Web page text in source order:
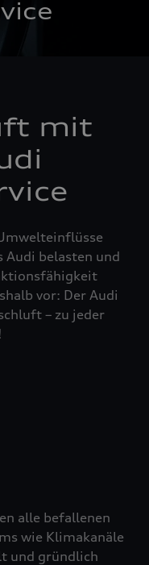
mit
Audi belasten und
vor: Der Audi
– zu jeder
alle befallenen
wie Klimakanäle
und gründlich